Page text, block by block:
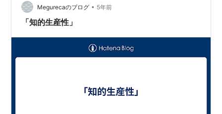
えたいという思いで、2009年に出版されたのが本書。 い
くつかの彼女のエッセ…
Megurecaのブログ • 5年前
「知的生産性」